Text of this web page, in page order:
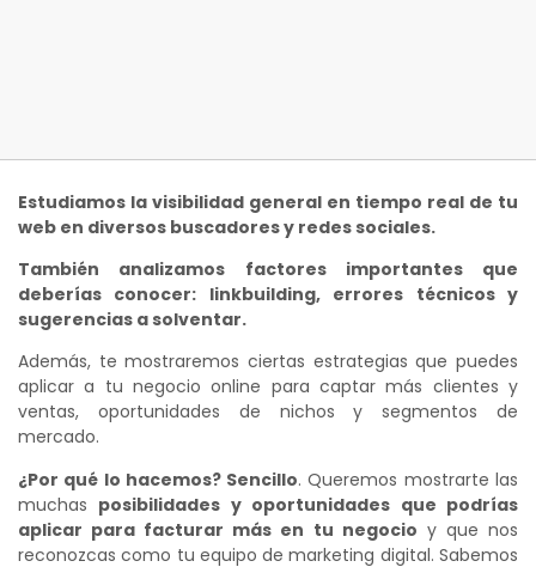
Estudiamos la visibilidad general en tiempo real de tu
web en diversos buscadores y redes sociales.
También analizamos factores importantes que
deberías conocer: linkbuilding, errores técnicos y
sugerencias a solventar.
Además, te mostraremos ciertas estrategias que puedes
aplicar a tu negocio online para captar más clientes y
ventas, oportunidades de nichos y segmentos de
mercado.
¿Por qué lo hacemos? Sencillo. Queremos mostrarte las
muchas posibilidades y oportunidades que podrías
aplicar para facturar más en tu negocio y que nos
reconozcas como tu equipo de marketing digital. Sabemos